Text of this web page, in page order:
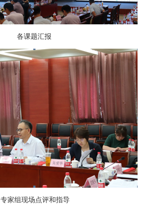
各课题汇报
专家组现场点评和指导